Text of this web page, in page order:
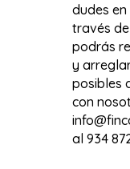
dudes
través
podrás
y
posibles
con
al 934